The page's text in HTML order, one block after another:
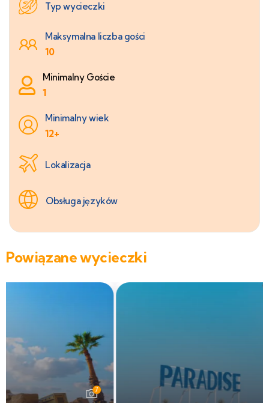
Typ wycieczki
Maksymalna liczba gości
10
Minimalny Goście
1
Minimalny wiek
12+
Lokalizacja
Obsługa języków
Powiązane wycieczki